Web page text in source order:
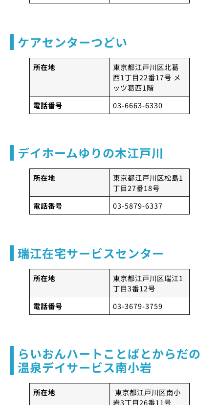
ケアセンターつどい
所在地
東京都江戸川区北葛
西1丁目22番17号 メ
ッツ葛西1階
電話番号
03-6663-6330
デイホームゆりの木江戸川
所在地
東京都江戸川区松島1
丁目27番18号
電話番号
03-5879-6337
瑞江在宅サービスセンター
所在地
東京都江戸川区瑞江1
丁目3番12号
電話番号
03-3679-3759
らいおんハートことばとからだの
温泉デイサービス南小岩
所在地
東京都江戸川区南小
岩3丁目26番11号